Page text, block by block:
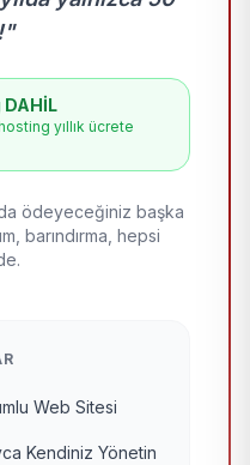
yıllık ücrete
ödeyeceğiniz başka
barındırma, hepsi
Web Sitesi
Kendiniz Yönetin